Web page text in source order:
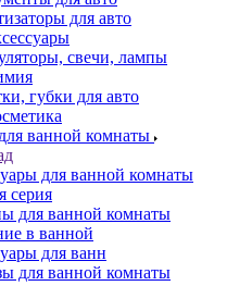
для авто
свечи, лампы
губки для авто
ванной комнаты
для ванной комнаты
серия
для ванной комнаты
в ванной
для ванн
для ванной комнаты